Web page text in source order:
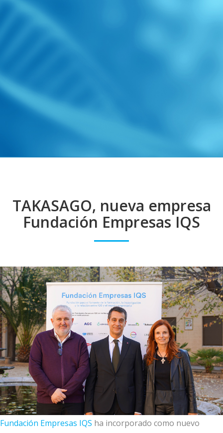
TAKASAGO, nueva empresa
Fundación Empresas IQS
Fundación Empresas IQS ha incorporado como nuevo